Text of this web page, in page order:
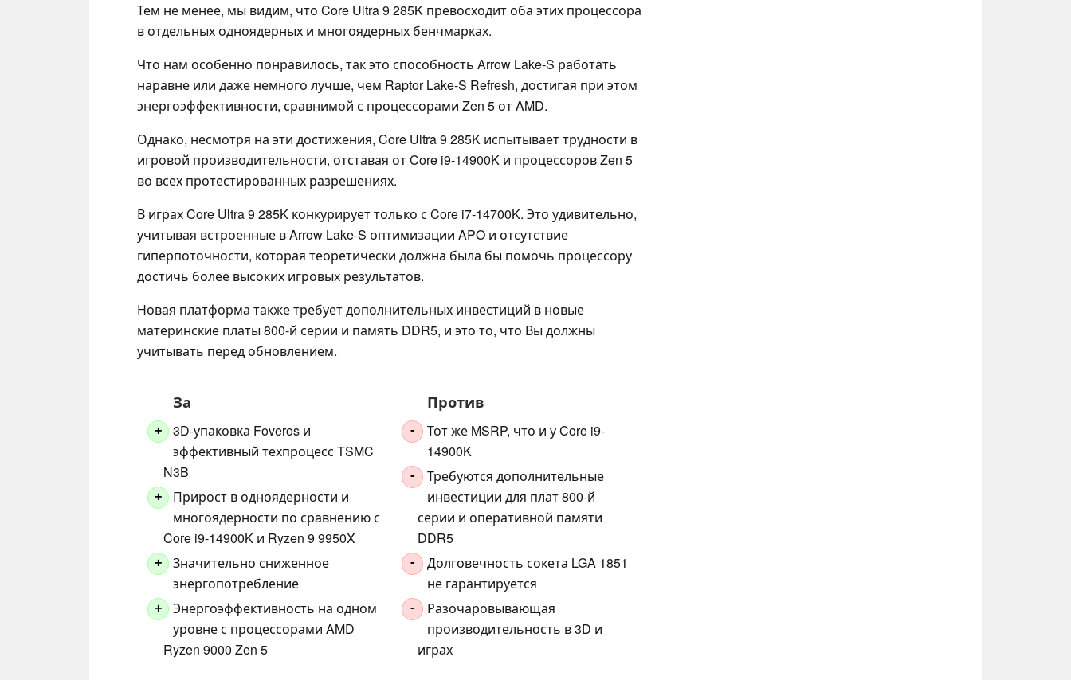
Тем не менее, мы видим, что Core Ultra 9 285K превосходит оба этих процессора
в отдельных одноядерных и многоядерных бенчмарках.
Что нам особенно понравилось, так это способность Arrow Lake-S работать
наравне или даже немного лучше, чем Raptor Lake-S Refresh, достигая при этом
энергоэффективности, сравнимой с процессорами Zen 5 от AMD.
Однако, несмотря на эти достижения, Core Ultra 9 285K испытывает трудности в
игровой производительности, отставая от Core i9-14900K и процессоров Zen 5
во всех протестированных разрешениях.
В играх Core Ultra 9 285K конкурирует только с Core i7-14700K. Это удивительно,
учитывая встроенные в Arrow Lake-S оптимизации APO и отсутствие
гиперпоточности, которая теоретически должна была бы помочь процессору
достичь более высоких игровых результатов.
Новая платформа также требует дополнительных инвестиций в новые
материнские платы 800-й серии и память DDR5, и это то, что Вы должны
учитывать перед обновлением.
За
+
3D-упаковка Foveros и
эффективный техпроцесс TSMC
N3B
+
Прирост в одноядерности и
многоядерности по сравнению с
Core i9-14900K и Ryzen 9 9950X
+
Значительно сниженное
энергопотребление
+
Энергоэффективность на одном
уровне с процессорами AMD
Ryzen 9000 Zen 5
Против
-
Тот же MSRP, что и у Core i9-
14900K
-
Требуются дополнительные
инвестиции для плат 800-й
серии и оперативной памяти
DDR5
-
Долговечность сокета LGA 1851
не гарантируется
-
Разочаровывающая
производительность в 3D и
играх